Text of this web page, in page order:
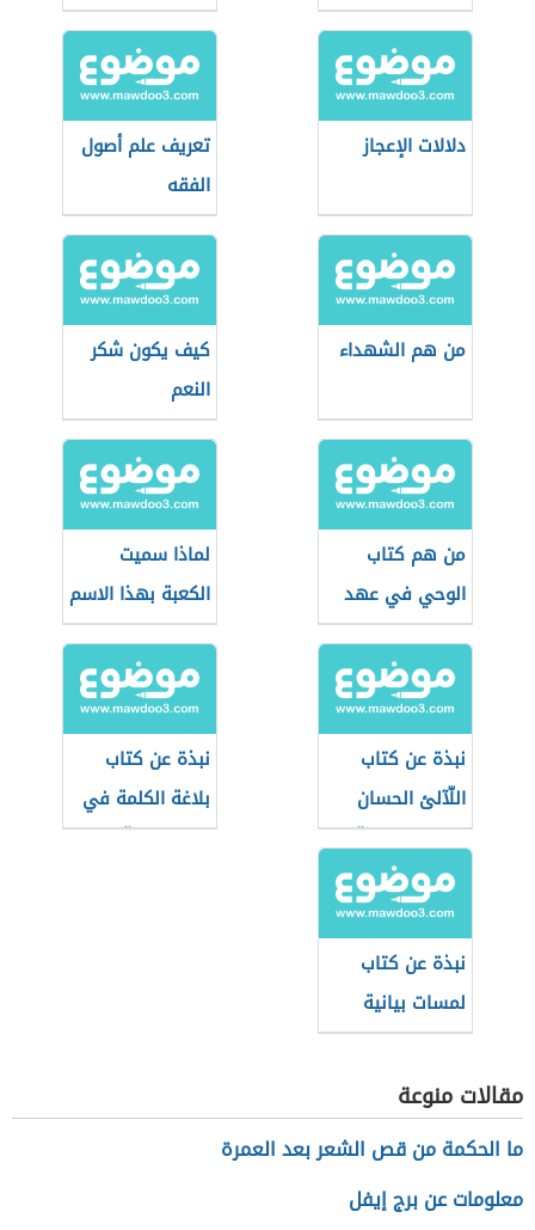
دلالات الإعجاز
تعريف علم أصول
الفقه
من هم الشهداء
كيف يكون شكر
النعم
من هم كتاب
الوحي في عهد
الرسول
لماذا سميت
الكعبة بهذا الاسم
نبذة عن كتاب
اللّآلئ الحسان
في علوم القرآن
نبذة عن كتاب
بلاغة الكلمة في
التعبير القرآني
نبذة عن كتاب
لمسات بيانية
لفاضل السامرائي
مقالات منوعة
ما الحكمة من قص الشعر بعد العمرة
معلومات عن برج إيفل